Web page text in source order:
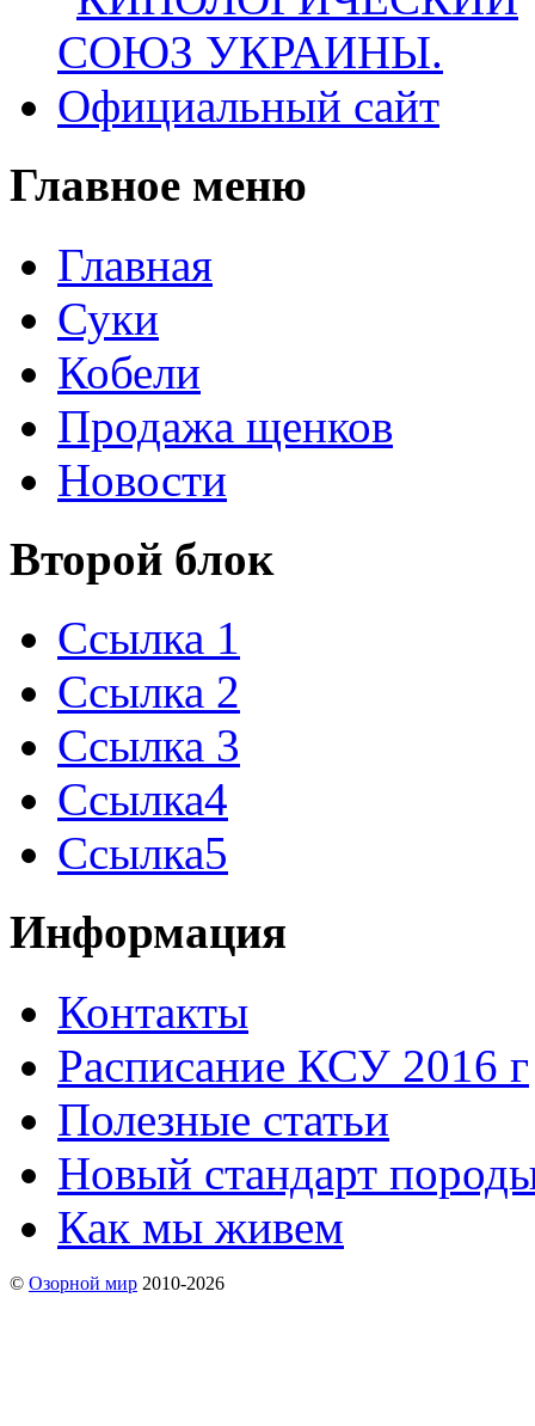
Главное меню
Главная
Суки
Кобели
Продажа щенков
Новости
Второй блок
Ссылка 1
Ссылка 2
Ссылка 3
Ссылка4
Ссылка5
Информация
Контакты
Расписание КСУ 2016 г
Полезные статьи
Новый стандарт
Как мы живем
© Озорной мир 2010-2026